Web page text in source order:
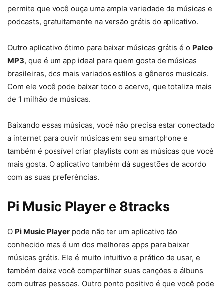
permite que você ouça uma ampla variedade de músicas e
podcasts, gratuitamente na versão grátis do aplicativo.
Outro aplicativo ótimo para baixar músicas grátis é o Palco
MP3, que é um app ideal para quem gosta de músicas
brasileiras, dos mais variados estilos e gêneros musicais.
Com ele você pode baixar todo o acervo, que totaliza mais
de 1 milhão de músicas.
Baixando essas músicas, você não precisa estar conectado
a internet para ouvir músicas em seu smartphone e
também é possível criar playlists com as músicas que você
mais gosta. O aplicativo também dá sugestões de acordo
com as suas preferências.
Pi Music Player e 8tracks
O Pi Music Player pode não ter um aplicativo tão
conhecido mas é um dos melhores apps para baixar
músicas grátis. Ele é muito intuitivo e prático de usar, e
também deixa você compartilhar suas canções e álbuns
com outras pessoas. Outro ponto positivo é que você pode